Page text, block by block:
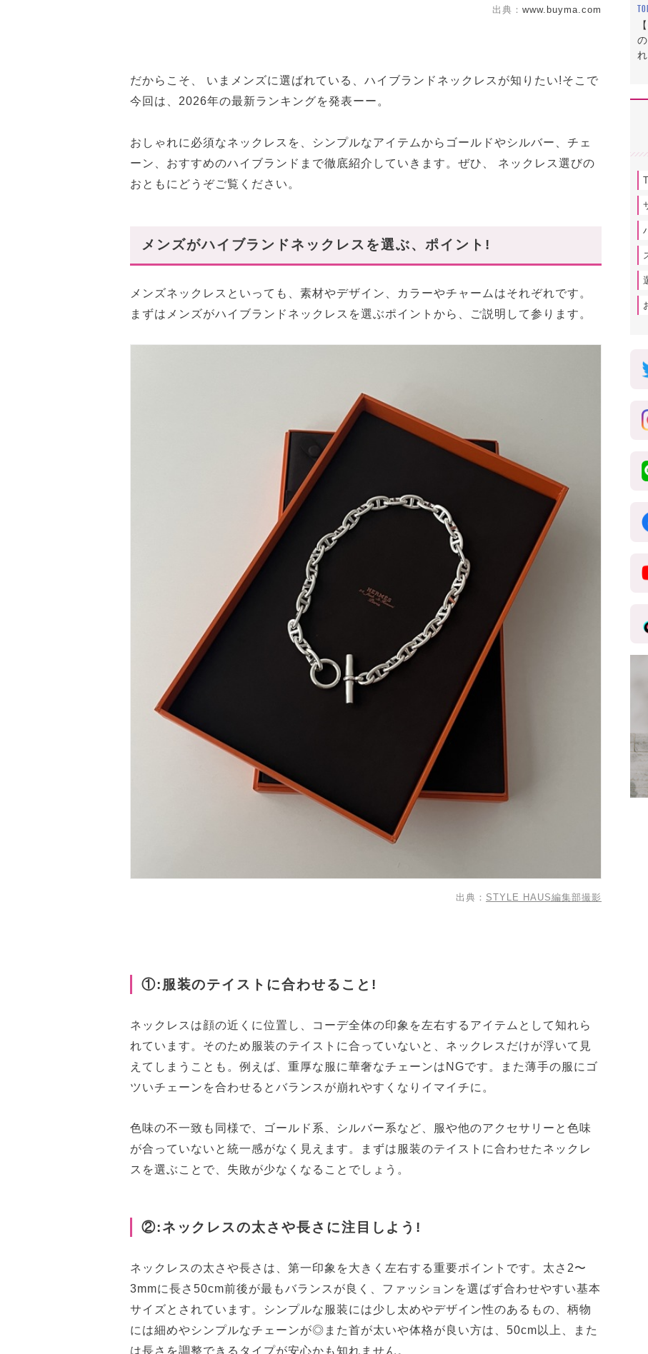
出典： www.buyma.com
だからこそ、 いまメンズに選ばれている、ハイブランドネックレスが知りたい!そこで
今回は、2026年の最新ランキングを発表ーー。
おしゃれに必須なネックレスを、シンプルなアイテムからゴールドやシルバー、チェ
ーン、おすすめのハイブランドまで徹底紹介していきます。ぜひ、 ネックレス選びの
おともにどうぞご覧ください。
メンズがハイブランドネックレスを選ぶ、ポイント!
メンズネックレスといっても、素材やデザイン、カラーやチャームはそれぞれです。
まずはメンズがハイブランドネックレスを選ぶポイントから、ご説明して参ります。
出典： STYLE HAUS編集部撮影
①:服装のテイストに合わせること!
ネックレスは顔の近くに位置し、コーデ全体の印象を左右するアイテムとして知れら
れています。そのため服装のテイストに合っていないと、ネックレスだけが浮いて見
えてしまうことも。例えば、重厚な服に華奢なチェーンはNGです。また薄手の服にゴ
ツいチェーンを合わせるとバランスが崩れやすくなりイマイチに。
色味の不一致も同様で、ゴールド系、シルバー系など、服や他のアクセサリーと色味
が合っていないと統一感がなく見えます。まずは服装のテイストに合わせたネックレ
スを選ぶことで、失敗が少なくなることでしょう。
②:ネックレスの太さや長さに注目しよう!
ネックレスの太さや長さは、第一印象を大きく左右する重要ポイントです。太さ2〜
3mmに長さ50cm前後が最もバランスが良く、ファッションを選ばず合わせやすい基本
サイズとされています。シンプルな服装には少し太めやデザイン性のあるもの、柄物
には細めやシンプルなチェーンが◎また首が太いや体格が良い方は、50cm以上、また
は長さを調整できるタイプが安心かも知れません。